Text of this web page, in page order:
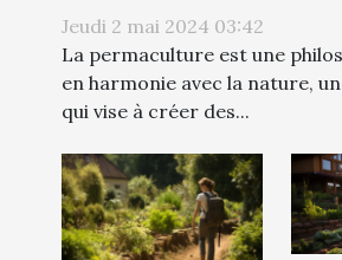
durable et autonome
Jeudi 2 mai 2024 03:42
La permaculture est une
en harmonie avec la nature,
qui vise à créer des...